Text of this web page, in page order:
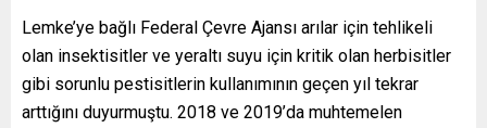
Lemke’ye bağlı Federal Çevre Ajansı arılar için tehlikeli
olan insektisitler ve yeraltı suyu için kritik olan herbisitler
gibi sorunlu pestisitlerin kullanımının geçen yıl tekrar
arttığını duyurmuştu. 2018 ve 2019’da muhtemelen